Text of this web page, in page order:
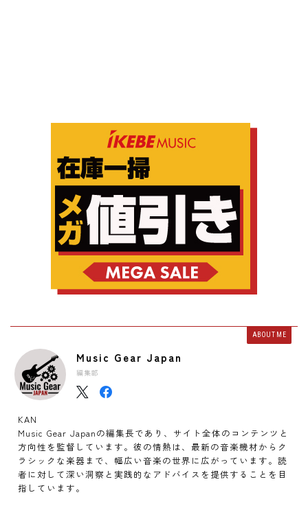
ABOUT ME
Music Gear Japan
編集部
KAN
Music Gear Japanの編集長であり、サイト全体のコンテンツと
方向性を監督しています。彼の情熱は、最新の音楽機材からク
ラシックな楽器まで、幅広い音楽の世界に広がっています。読
者に対して深い洞察と実践的なアドバイスを提供することを目
指しています。